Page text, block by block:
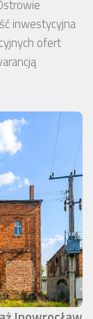
inwestycyjna
ofert